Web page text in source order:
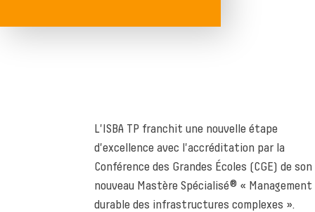
L'ISBA TP franchit une nouvelle étape
d'excellence avec l'accréditation par la
Conférence des Grandes Écoles (CGE) de son
nouveau Mastère Spécialisé® « Management
durable des infrastructures complexes ».